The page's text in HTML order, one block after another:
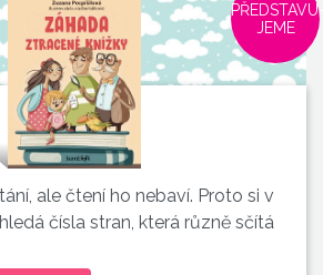
ale čtení ho nebaví. Proto si v
čísla stran, která různě sčítá
JEME